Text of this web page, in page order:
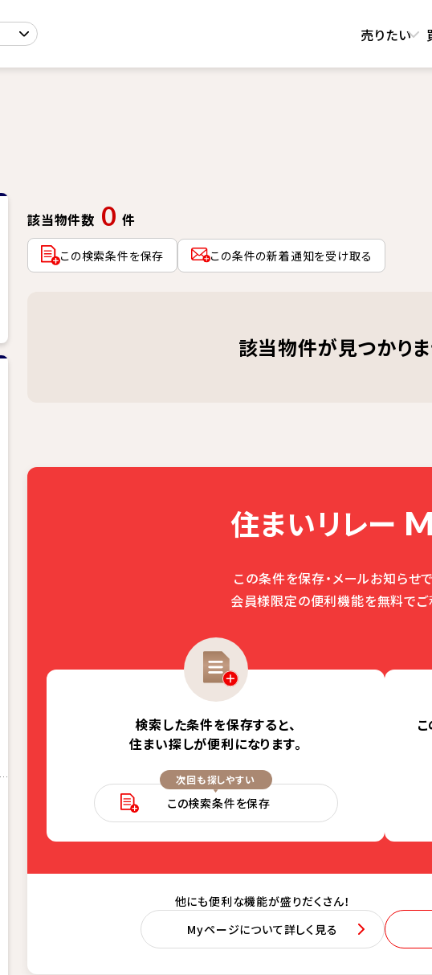
売りたい
該当物件数 0 件
この検索条件を保存 この条件の新着通知を受け取る
該当物件が見つかりま
住まいリレー
この条件を保存・メールお知らせで
会員様限定の便利機能を無料でご
検索した条件を保存すると、
住まい探しが便利になります。
次回も探しやすい
この検索条件を保存
他にも便利な機能が盛りだくさん！
Myページについて詳しく見る